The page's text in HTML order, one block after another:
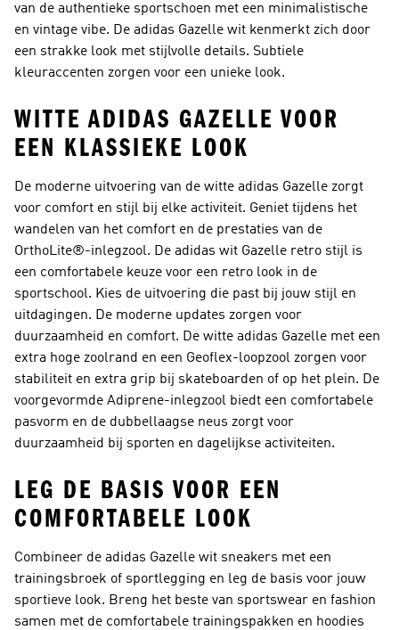
van de authentieke sportschoen met een minimalistische
en vintage vibe. De adidas Gazelle wit kenmerkt zich door
een strakke look met stijlvolle details. Subtiele
kleuraccenten zorgen voor een unieke look.
WITTE ADIDAS GAZELLE VOOR
EEN KLASSIEKE LOOK
De moderne uitvoering van de witte adidas Gazelle zorgt
voor comfort en stijl bij elke activiteit. Geniet tijdens het
wandelen van het comfort en de prestaties van de
OrthoLite®-inlegzool. De adidas wit Gazelle retro stijl is
een comfortabele keuze voor een retro look in de
sportschool. Kies de uitvoering die past bij jouw stijl en
uitdagingen. De moderne updates zorgen voor
duurzaamheid en comfort. De witte adidas Gazelle met een
extra hoge zoolrand en een Geoflex-loopzool zorgen voor
stabiliteit en extra grip bij skateboarden of op het plein. De
voorgevormde Adiprene-inlegzool biedt een comfortabele
pasvorm en de dubbellaagse neus zorgt voor
duurzaamheid bij sporten en dagelijkse activiteiten.
LEG DE BASIS VOOR EEN
COMFORTABELE LOOK
Combineer de adidas Gazelle wit sneakers met een
trainingsbroek of sportlegging en leg de basis voor jouw
sportieve look. Breng het beste van sportswear en fashion
samen met de comfortabele trainingspakken en hoodies